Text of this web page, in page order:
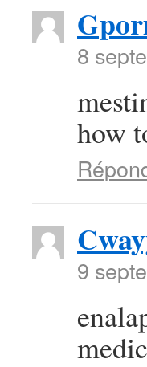
8
how
9